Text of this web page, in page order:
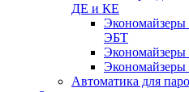
ДЕ и КЕ
ЭБТ
Автоматика для